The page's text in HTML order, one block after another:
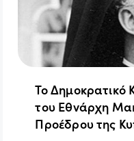
Το Δημοκρατικό
του Εθνάρχη
Προέδρου της